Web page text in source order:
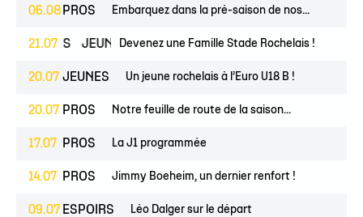
06.08 PROS Embarquez dans la pré-saison de nos...
21.07
ESPOIRS JEUNES Devenez une Famille Stade Rochelais !
20.07 JEUNES Un jeune rochelais à l’Euro U18 B !
20.07 PROS Notre feuille de route de la saison...
17.07 PROS La J1 programmée
14.07 PROS Jimmy Boeheim, un dernier renfort !
09.07 ESPOIRS Léo Dalger sur le départ